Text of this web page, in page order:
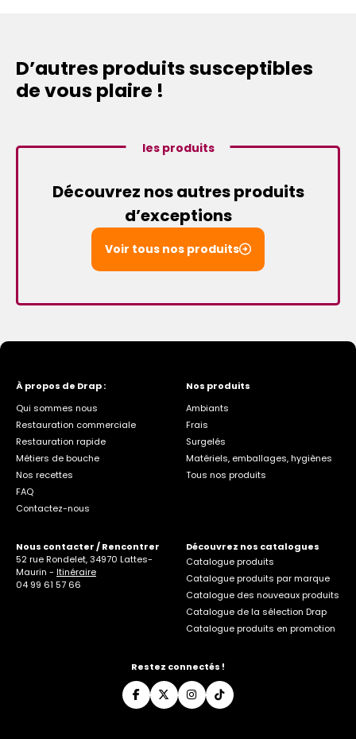
D’autres produits susceptibles
de vous plaire !
les produits
Découvrez nos autres produits
d’exceptions
Voir tous nos produits
À propos de Drap :
Qui sommes nous
Restauration commerciale
Restauration rapide
Métiers de bouche
Nos recettes
FAQ
Contactez-nous
Nos produits
Ambiants
Frais
Surgelés
Matériels, emballages, hygiènes
Tous nos produits
Nous contacter / Rencontrer
52 rue Rondelet, 34970 Lattes-
Maurin - Itinéraire
04 99 61 57 66
Découvrez nos catalogues
Catalogue produits
Catalogue produits par marque
Catalogue des nouveaux produits
Catalogue de la sélection Drap
Catalogue produits en promotion
Restez connectés !